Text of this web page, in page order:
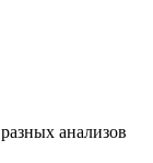
анализов